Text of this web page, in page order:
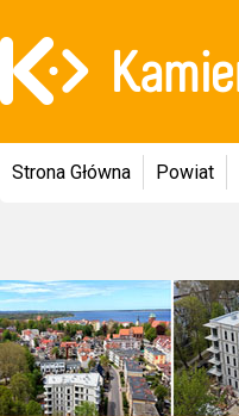
Strona Główna Powiat